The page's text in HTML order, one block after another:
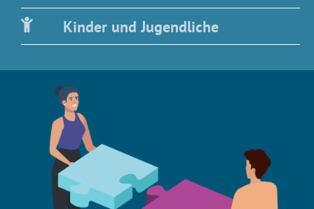
Kinder und Jugendliche